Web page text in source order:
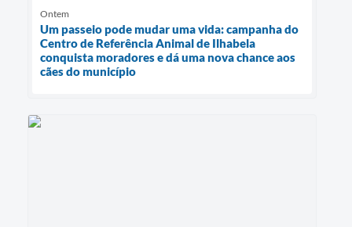
Ontem
Um passeio pode mudar uma vida: campanha do
Centro de Referência Animal de Ilhabela
conquista moradores e dá uma nova chance aos
cães do município